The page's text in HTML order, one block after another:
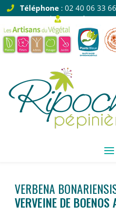
Téléphone: 02 40 06 33
Tapez 1 |
Service pro:
VERBENA
VERVEINE DE